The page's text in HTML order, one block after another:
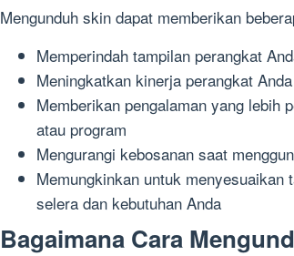
Mengunduh skin dapat memberikan
Memperindah tampilan perangkat
Meningkatkan kinerja perangkat Anda
Memberikan pengalaman yang lebih
atau program
Mengurangi kebosanan saat
Memungkinkan untuk
selera dan kebutuhan Anda
Bagaimana Cara